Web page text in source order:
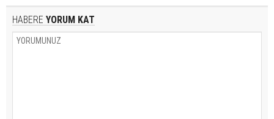
HABERE YORUM KAT